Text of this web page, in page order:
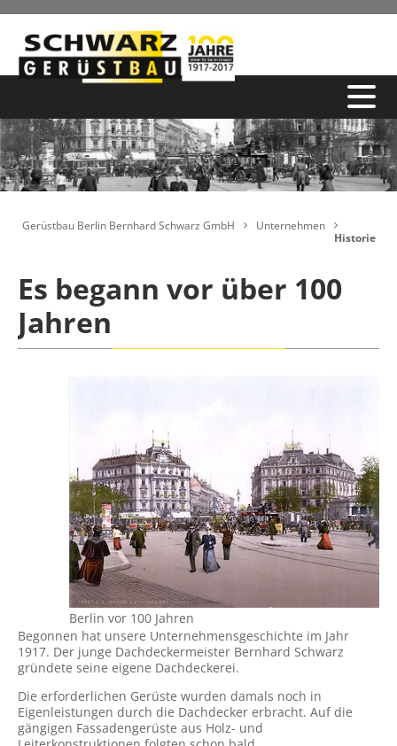
Gerüstbau Berlin Bernhard Schwarz GmbH
Unternehmen
Historie
Es begann vor über 100
Jahren
Berlin vor 100 Jahren
Begonnen hat unsere Unternehmensgeschichte im Jahr
1917. Der junge Dachdeckermeister Bernhard Schwarz
gründete seine eigene Dachdeckerei.
Die erforderlichen Gerüste wurden damals noch in
Eigenleistungen durch die Dachdecker erbracht. Auf die
gängigen Fassadengerüste aus Holz- und